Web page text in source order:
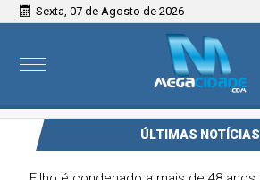
Sexta, 07 de Agosto de 2026
ÚLTIMAS NOTÍCIAS